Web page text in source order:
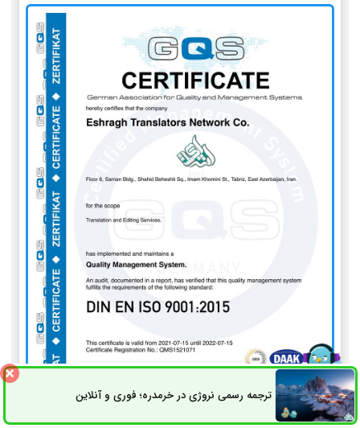
ترجمه رسمی نروژی در خرمدره؛ فوری و آنلاینثبت سفارش راه های ارتباطی